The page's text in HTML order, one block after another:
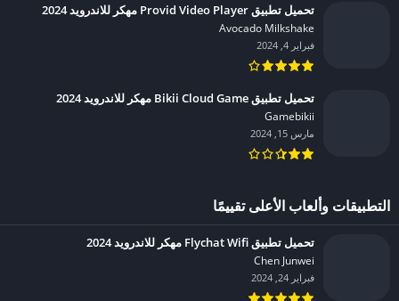
تحميل تطبيق Provid Video Player مهكر للاندرويد 2024
Avocado Milkshake‏
فبراير 4, 2024
تحميل تطبيق Bikii Cloud Game مهكر للاندرويد 2024
Gamebikii‏
مارس 15, 2024
التطبيقات وألعاب الأعلى تقييمًا
تحميل تطبيق Flychat Wifi مهكر للاندرويد 2024
Chen Junwei‏
فبراير 24, 2024